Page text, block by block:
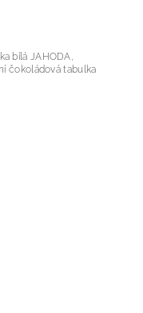
bílá JAHODA,